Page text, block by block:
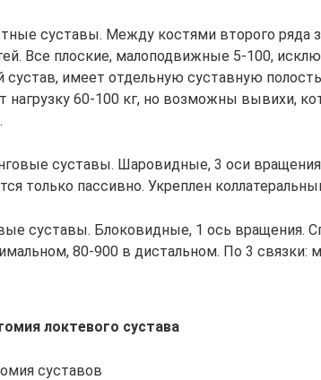
суставы. Между костями второго ряда
Все плоские, малоподвижные 5-100,
имеет отдельную суставную
60-100 кг, но возможны вывихи,
суставы. Шаровидные, 3 оси
только пассивно. Укреплен
суставы. Блоковидные, 1 ось вращения.
80-900 в дистальном. По 3 связки:
локтевого сустава
суставов